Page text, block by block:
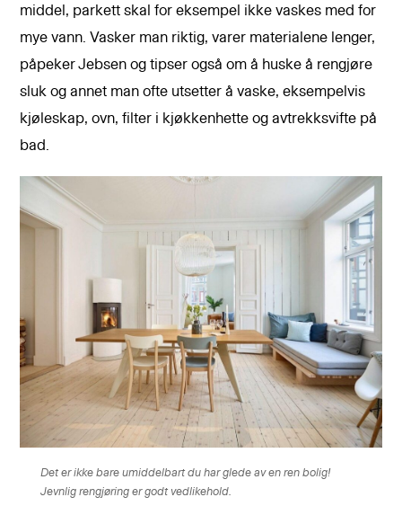
middel, parkett skal for eksempel ikke vaskes med for
mye vann. Vasker man riktig, varer materialene lenger,
påpeker Jebsen og tipser også om å huske å rengjøre
sluk og annet man ofte utsetter å vaske, eksempelvis
kjøleskap, ovn, filter i kjøkkenhette og avtrekksvifte på
bad.
Det er ikke bare umiddelbart du har glede av en ren bolig!
Jevnlig rengjøring er godt vedlikehold.